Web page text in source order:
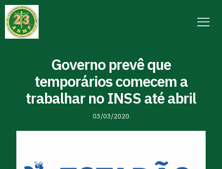
Governo prevê que
temporários comecem a
trabalhar no INSS até abril
03/03/2020